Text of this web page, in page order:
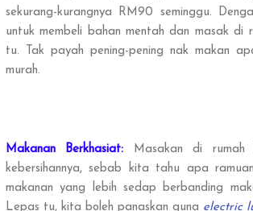
sekurang-kurangnya RM90 seminggu.
untuk membeli bahan mentah dan masak di
tu. Tak payah pening-pening nak makan
murah.
Makanan Berkhasiat:
Masakan di
kebersihannya, sebab kita tahu apa
makanan yang lebih sedap berbanding
Lepas tu, kita boleh panaskan guna electric